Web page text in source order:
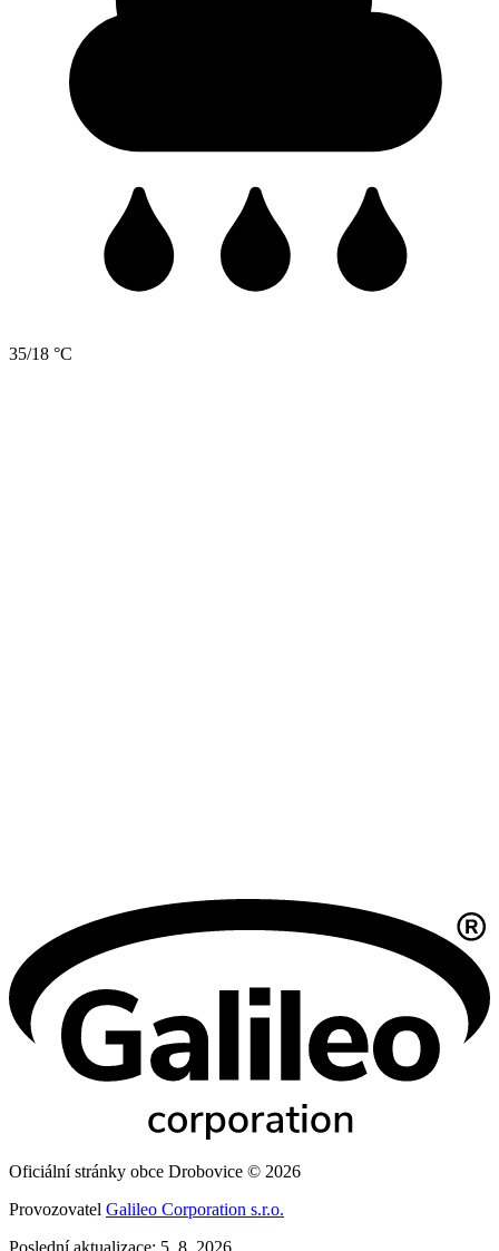
35/18 °C
Oficiální stránky obce Drobovice © 2026
Provozovatel Galileo Corporation s.r.o.
Poslední aktualizace: 5. 8. 2026